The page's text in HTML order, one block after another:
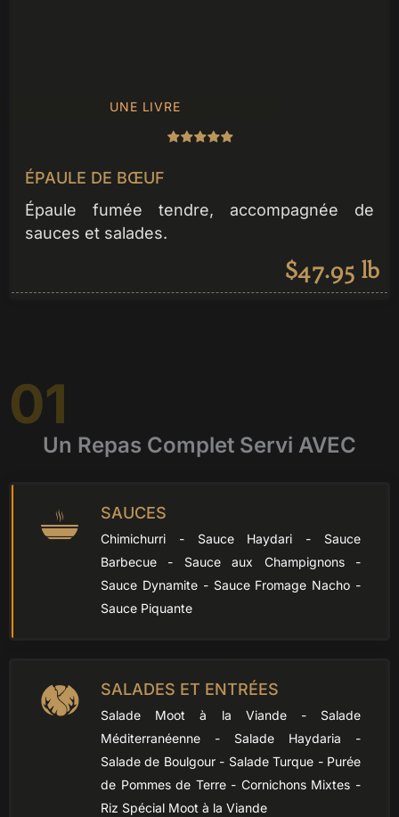
UNE LIVRE
ÉPAULE DE BŒUF
Épaule fumée tendre, accompagnée de
sauces et salades.
$47.95 lb
01
Un Repas Complet Servi AVEC
SAUCES
Chimichurri - Sauce Haydari - Sauce
Barbecue - Sauce aux Champignons -
Sauce Dynamite - Sauce Fromage Nacho -
Sauce Piquante
SALADES ET ENTRÉES
Salade Moot à la Viande - Salade
Méditerranéenne - Salade Haydaria -
Salade de Boulgour - Salade Turque - Purée
de Pommes de Terre - Cornichons Mixtes -
Riz Spécial Moot à la Viande